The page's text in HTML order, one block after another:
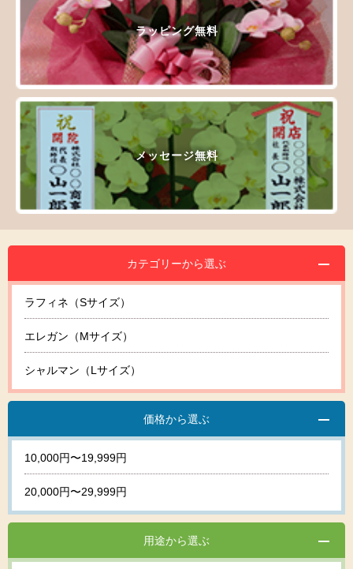
ラッピング無料
メッセージ無料
カテゴリーから選ぶ
ラフィネ（Sサイズ）
エレガン（Mサイズ）
シャルマン（Lサイズ）
価格から選ぶ
10,000円〜19,999円
20,000円〜29,999円
用途から選ぶ